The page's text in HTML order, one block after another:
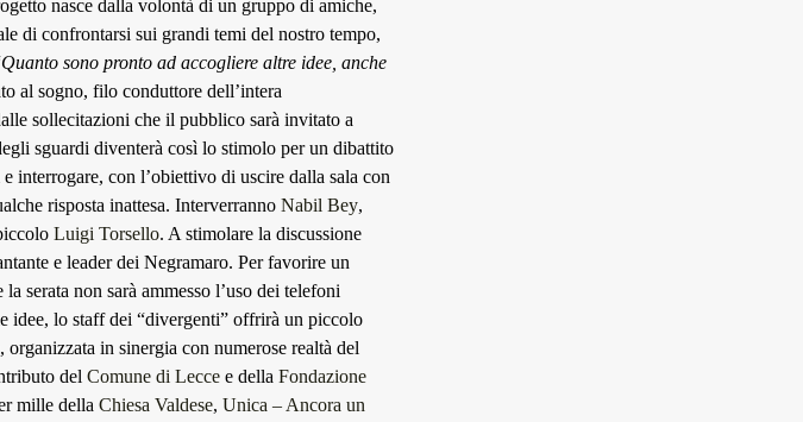
nasce dalla volontà di un gruppo di amiche,
di confrontarsi sui grandi temi del nostro tempo,
Quanto sono pronto ad accogliere altre idee, anche
al sogno, filo conduttore dell’intera
sollecitazioni che il pubblico sarà invitato a
sguardi diventerà così lo stimolo per un dibattito
interrogare, con l’obiettivo di uscire dalla sala con
risposta inattesa. Interverranno Nabil Bey,
Luigi Torsello. A stimolare la discussione
e leader dei Negramaro. Per favorire un
serata non sarà ammesso l’uso dei telefoni
idee, lo staff dei “divergenti” offrirà un piccolo
, organizzata in sinergia con numerose realtà del
del Comune di Lecce e della Fondazione
mille della Chiesa Valdese, Unica – Ancora un